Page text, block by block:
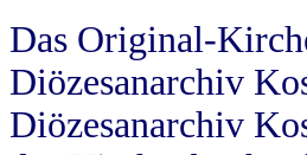
Das Original-
Diözesanarchiv
Diözesanarchiv